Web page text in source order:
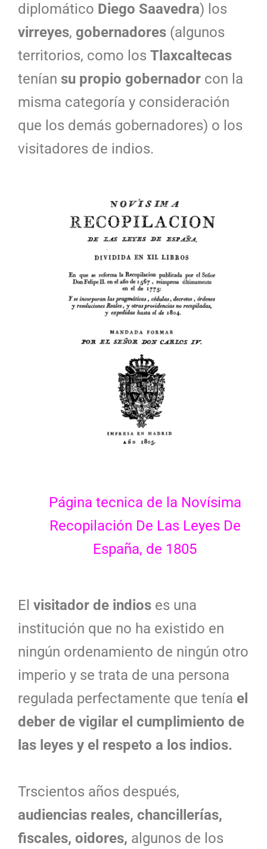
diplomático Diego Saavedra) l os
virreyes, gobernadores (algunos
territorios, como los Tlaxcaltecas
tenían su propio gobernador con la
misma categoría y consideración
que los demás gobernadores) o los
visitadores de indios.
Página tecnica de la Novísima
Recopilación De Las Leyes De
España, de 1805
El visitador de indios es una
institución que no ha existido en
ningún ordenamiento de ningún otro
imperio y se trata de una persona
regulada perfectamente que tenía el
deber de vigilar el cumplimiento de
las leyes y el respeto a los indios.
Trscientos años después,
audiencias reales, chancillerías,
fiscales, oidores, algunos de los